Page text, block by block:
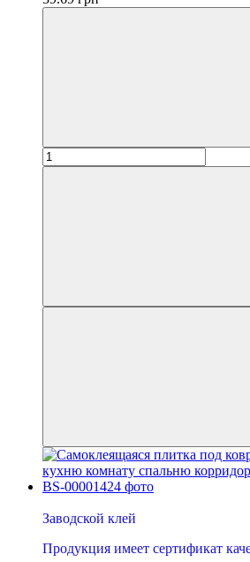
Заводской клей
Продукция имеет сертификат